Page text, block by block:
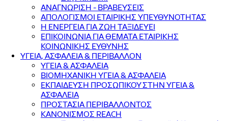
ΑΝΑΓΝΩΡΙΣΗ - ΒΡΑΒΕΥΣΕΙΣ
ΑΠΟΛΟΓΙΣΜΟΙ ΕΤΑΙΡΙΚΗΣ ΥΠΕΥΘΥΝΟΤΗΤΑΣ
Η ΕΝΕΡΓΕΙΑ ΓΙΑ ΖΩΗ ΤΑΞΙΔΕΥΕΙ
ΕΠΙΚΟΙΝΩΝΙΑ ΓΙΑ ΘΕΜΑΤΑ ΕΤΑΙΡΙΚΗΣ
ΚΟΙΝΩΝΙΚΗΣ ΕΥΘΥΝΗΣ
ΥΓΕΙΑ, ΑΣΦΑΛΕΙΑ & ΠΕΡΙΒΑΛΛΟΝ
ΥΓΕΙΑ & ΑΣΦΑΛΕΙΑ
ΒΙΟΜΗΧΑΝΙΚΗ ΥΓΕΙΑ & ΑΣΦΑΛΕΙΑ
ΕΚΠΑΙΔΕΥΣΗ ΠΡΟΣΩΠΙΚΟΥ ΣΤΗΝ ΥΓΕΙΑ &
ΑΣΦΑΛΕΙΑ
ΠΡΟΣΤΑΣΙΑ ΠΕΡΙΒΑΛΛΟΝΤΟΣ
ΚΑΝΟΝΙΣΜΟΣ REACH